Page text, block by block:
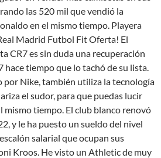
las 520 mil que vendió la
en el mismo tiempo. Playera
Madrid Futbol Fit Oferta! El
CR7 es sin duda una recuperación
hace tiempo que lo tachó de su lista.
por Nike, también utiliza la tecnología
el sudor, para que puedas lucir
mismo tiempo. El club blanco renovó
y le ha puesto un sueldo del nivel
salarial que ocupan sus
Kroos. He visto un Athletic de muy